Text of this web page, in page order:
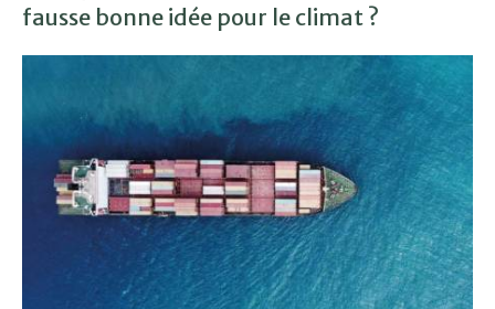
fausse bonne idée pour le climat ?